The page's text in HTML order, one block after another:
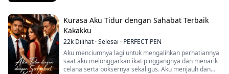
Dia adalah Allison Bennett, seorang wanita yang hidup
dalam bayang-bayang dengan banyak identitas.
Seorang hacker kelas atas, petualang tak...
Kurasa Aku Tidur dengan Sahabat Terbaik
Kakakku
22k Dilihat ·Selesai · PERFECT PEN
Aku menciumnya lagi untuk mengalihkan perhatiannya
saat aku melonggarkan ikat pinggangnya dan menarik
celana serta boksernya sekaligus. Aku menjauh dan